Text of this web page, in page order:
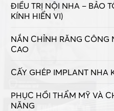
ĐIỀU TRỊ NỘI NHA – BẢO
KÍNH HIỂN VI)
NẮN CHỈNH RĂNG CÔNG
CAO
CẤY GHÉP IMPLANT NHA
PHỤC HỒI THẨM MỸ VÀ
NĂNG